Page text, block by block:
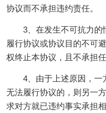
协议而不承担违约责任。
3、在发生不可抗力
履行协议或协议目的不可
权终止本协议，且不承担
4、由于上述原因，
无法履行协议的，则另一
求对方就已违约事实承担